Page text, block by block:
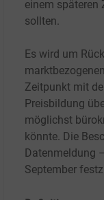
einem späteren
sollten.
Es wird um
Zeitpunkt mit
Preisbildung
möglichst
könnte. Die
Datenmeldung
September